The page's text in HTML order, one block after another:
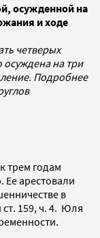
осужденной на
и ходе
четверых
на три
Подробнее
трем годам
арестовали
в
159, ч. 4. Юля